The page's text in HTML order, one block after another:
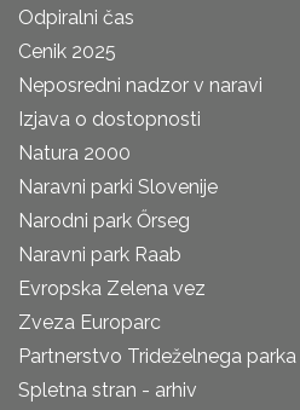
Odpiralni čas
Cenik 2025
Neposredni nadzor v naravi
Izjava o dostopnosti
Natura 2000
Naravni parki Slovenije
Narodni park Őrseg
Naravni park Raab
Evropska Zelena vez
Zveza Europarc
Partnerstvo Trideželnega
Spletna stran - arhiv